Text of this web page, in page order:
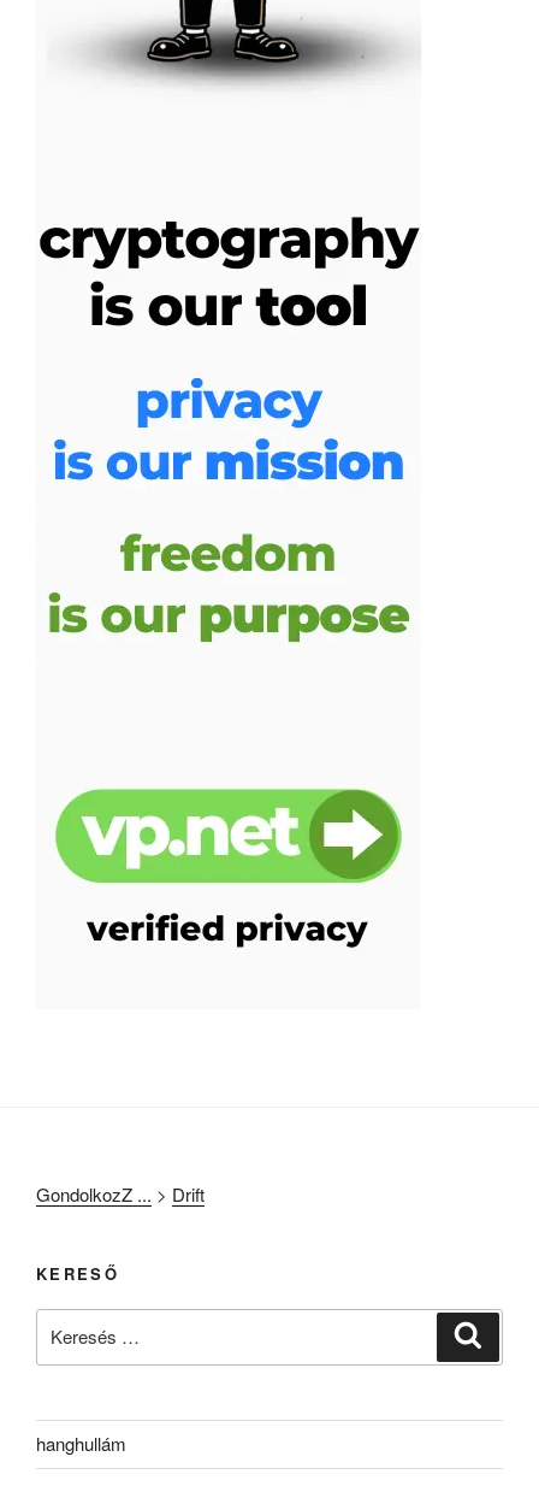
GondolkozZ ... > Drift
KERESŐ
hanghullám